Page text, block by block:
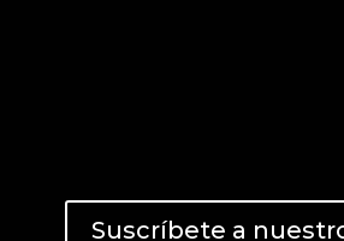
Suscríbete a